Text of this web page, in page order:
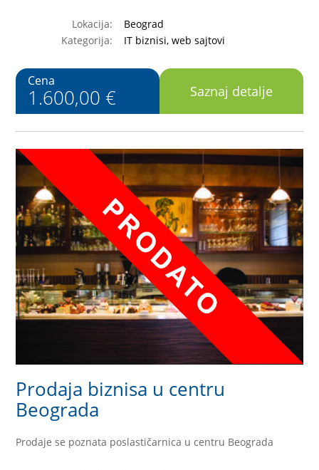
Lokacija:
Beograd
Kategorija:
IT biznisi, web sajtovi
Cena
1.600,00 € Saznaj detalje
Prodaja biznisa u centru
Beograda
Prodaje se poznata poslastičarnica u centru Beograda